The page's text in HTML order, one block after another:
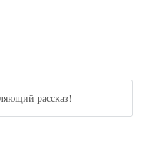
рассказ!